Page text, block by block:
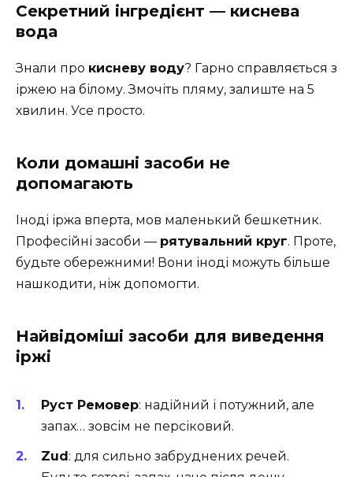
Секретний інгредієнт — киснева
вода
Знали про кисневу воду? Гарно справляється з
іржею на білому. Змочіть пляму, залиште на 5
хвилин. Усе просто.
Коли домашні засоби не
допомагають
Іноді іржа вперта, мов маленький бешкетник.
Професійні засоби — рятувальний круг. Проте,
будьте обережними! Вони іноді можуть більше
нашкодити, ніж допомогти.
Найвідоміші засоби для виведення
іржі
Руст Ремовер: надійний і потужний, але
запах… зовсім не персіковий.
Zud : для сильно забруднених речей.